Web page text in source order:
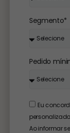
Segmento*
Pedido
Eu
Ao informar